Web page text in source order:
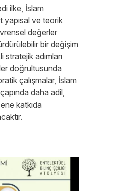
ilke, İslam
yapısal ve teorik
değerler
bir değişim
stratejik adımları
doğrultusunda
çalışmalar, İslam
daha adil,
katkıda